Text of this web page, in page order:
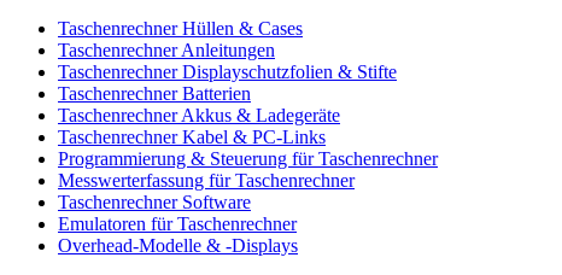
Taschenrechner Hüllen & Cases
Taschenrechner Anleitungen
Taschenrechner Displayschutzfolien & Stifte
Taschenrechner Batterien
Taschenrechner Akkus & Ladegeräte
Taschenrechner Kabel & PC-Links
Programmierung & Steuerung für Taschenrechner
Messwerterfassung für Taschenrechner
Taschenrechner Software
Emulatoren für Taschenrechner
Overhead-Modelle & -Displays